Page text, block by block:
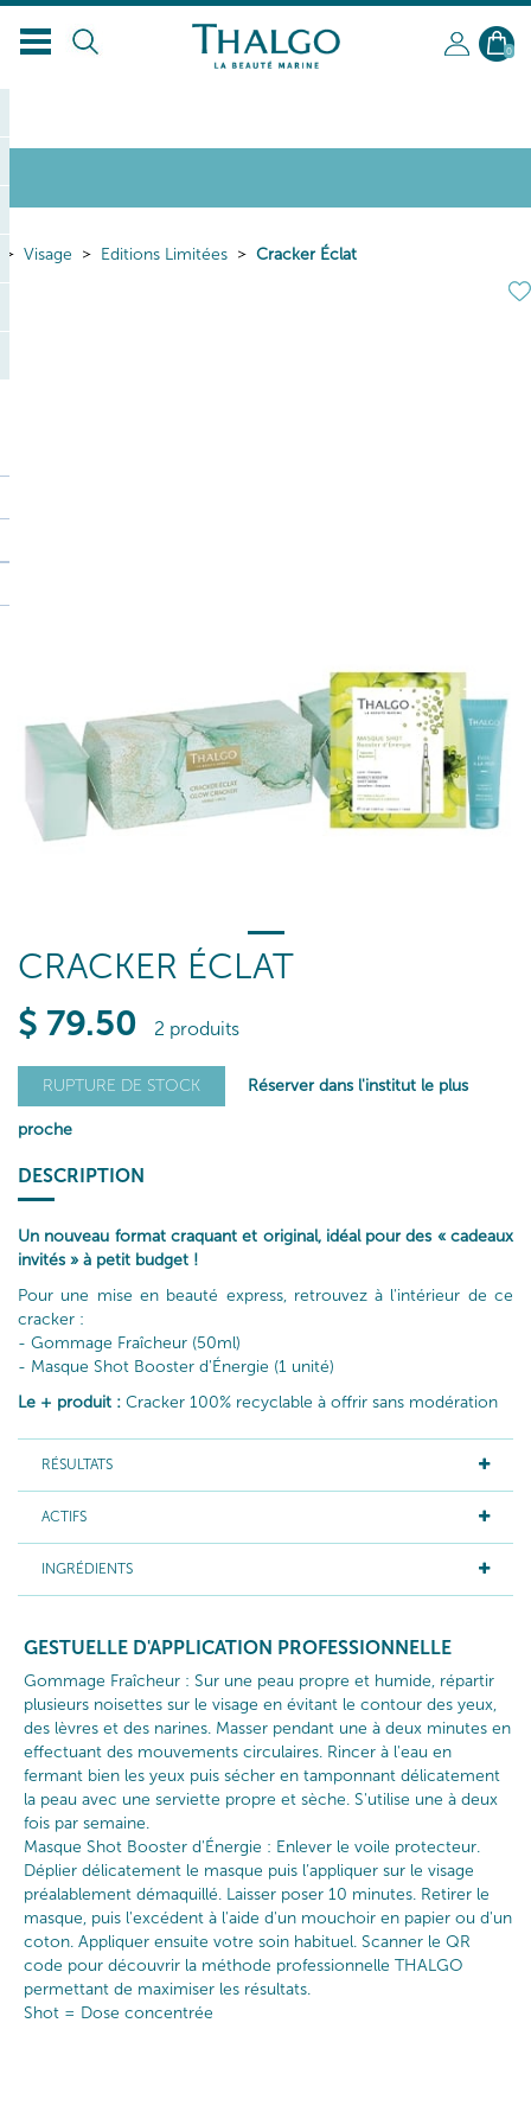
FR
0
Visage Editions Limitées Cracker Éclat
CRACKER ÉCLAT
$ 79.50 2 produits
RUPTURE DE STOCK Réserver dans l'institut le plus
proche
DESCRIPTION
Un nouveau format craquant et original, idéal pour des « cadeaux
invités » à petit budget !
Pour une mise en beauté express, retrouvez à l'intérieur de ce
cracker :
- Gommage Fraîcheur (50ml)
- Masque Shot Booster d'Énergie (1 unité)
Le + produit : Cracker 100% recyclable à offrir sans modération
RÉSULTATS
ACTIFS
INGRÉDIENTS
GESTUELLE D'APPLICATION PROFESSIONNELLE
Gommage Fraîcheur : Sur une peau propre et humide, répartir
plusieurs noisettes sur le visage en évitant le contour des yeux,
des lèvres et des narines. Masser pendant une à deux minutes en
effectuant des mouvements circulaires. Rincer à l'eau en
fermant bien les yeux puis sécher en tamponnant délicatement
la peau avec une serviette propre et sèche. S'utilise une à deux
fois par semaine.
Masque Shot Booster d'Énergie : Enlever le voile protecteur.
Déplier délicatement le masque puis l’appliquer sur le visage
préalablement démaquillé. Laisser poser 10 minutes. Retirer le
masque, puis l'excédent à l'aide d'un mouchoir en papier ou d'un
coton. Appliquer ensuite votre soin habituel. Scanner le QR
code pour découvrir la méthode professionnelle THALGO
permettant de maximiser les résultats.
Shot = Dose concentrée